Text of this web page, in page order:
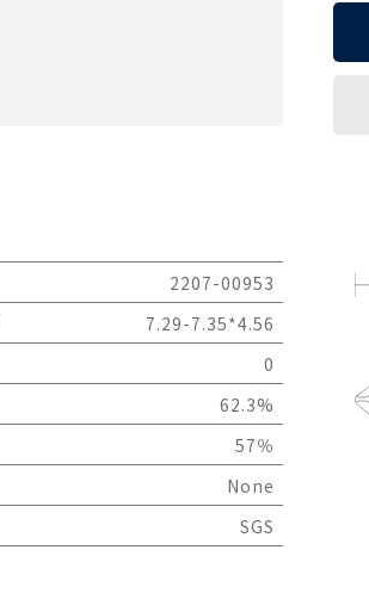
2207-00953
7.29-7.35*4.56
0
62.3%
57％
None
SGS